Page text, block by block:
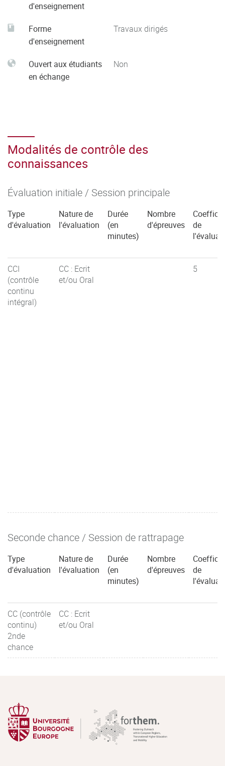
d'enseignement
Forme
d'enseignement
Travaux dirigés
Ouvert aux étudiants
en échange
Non
Modalités de contrôle des
connaissances
Évaluation initiale / Session principale
Type
d'évaluation
Nature de
l'évaluation
Durée
(en
minutes)
Nombre
d'épreuves
de
CCI
(contrôle
continu
intégral)
CC : Ecrit
et/ou Oral
5
Seconde chance / Session de rattrapage
Type
d'évaluation
Nature de
l'évaluation
Durée
(en
minutes)
Nombre
d'épreuves
de
CC (contrôle
continu)
2nde
chance
CC : Ecrit
et/ou Oral